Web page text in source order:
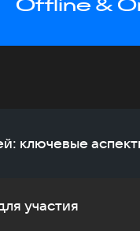
Offline &
ключевые
участия